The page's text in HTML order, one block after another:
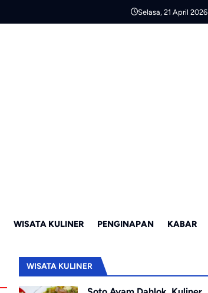
Selasa, 21 April 2026
WISATA KULINER PENGINAPAN KABAR
WISATA KULINER